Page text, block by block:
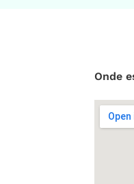
Onde